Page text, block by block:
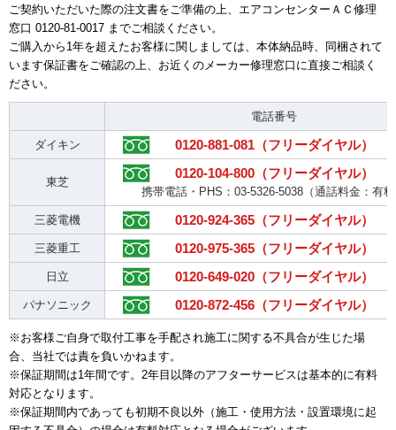
ご契約いただいた際の注文書をご準備の上、エアコンセンターＡＣ修理
窓口 0120-81-0017 までご相談ください。
ご購入から1年を超えたお客様に関しましては、本体納品時、同梱されて
います保証書をご確認の上、お近くのメーカー修理窓口に直接ご相談く
ださい。
電話番号
ダイキン 0120-881-081（フリーダイヤル）
東芝
0120-104-800（フリーダイヤル）
携帯電話・PHS：03-5326-5038（通話料金：有
三菱電機 0120-924-365（フリーダイヤル）
三菱重工 0120-975-365（フリーダイヤル）
日立 0120-649-020（フリーダイヤル）
パナソニック 0120-872-456（フリーダイヤル）
※お客様ご自身で取付工事を手配され施工に関する不具合が生じた場
合、当社では責を負いかねます。
※保証期間は1年間です。2年目以降のアフターサービスは基本的に有料
対応となります。
※保証期間内であっても初期不良以外（施工・使用方法・設置環境に起